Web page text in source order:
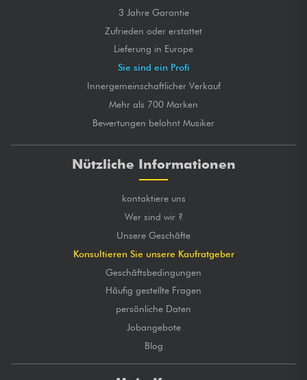
3 Jahre Garantie
Zufrieden oder erstattet
Lieferung in Europe
Sie sind ein Profi
Innergemeinschaftlicher Verkauf
Mehr als 700 Marken
Bewertungen belohnt Musiker
Nützliche Informationen
kontaktiere uns
Wer sind wir ?
Unsere Geschäfte
Konsultieren Sie unsere Kaufratgeber
Geschäftsbedingungen
Häufig gestellte Fragen
persönliche Daten
Jobangebote
Blog